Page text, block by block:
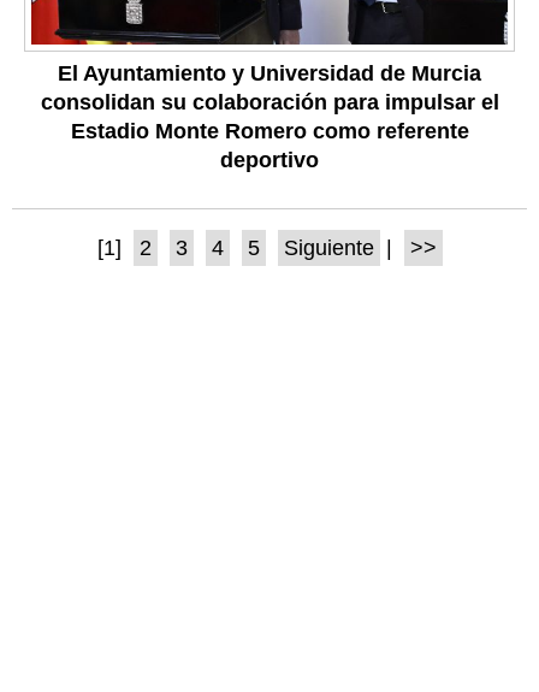
El Ayuntamiento y Universidad de Murcia
consolidan su colaboración para impulsar el
Estadio Monte Romero como referente
deportivo
[1] 2 3 4 5 Siguiente >>